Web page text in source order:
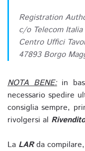
Registration
c/o Telecom
Centro Uffici
47893 Borgo
NOTA BENE:in
necessario spedire
consiglia sempre,
rivolgersi al
La LARda